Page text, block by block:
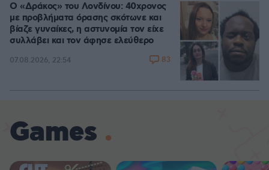
Ο «Δράκος» του Λονδίνου: 40χρονος
με προβλήματα όρασης σκότωνε και
βίαζε γυναίκες, η αστυνομία τον είχε
συλλάβει και τον άφησε ελεύθερο
07.08.2026, 22:54 83
Games